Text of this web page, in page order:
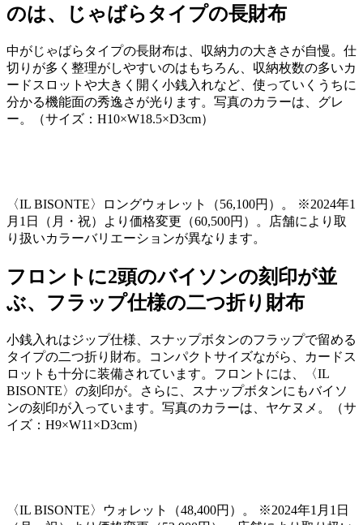
のは、じゃばらタイプの長財布
中がじゃばらタイプの長財布は、収納力の大きさが自慢。仕
切りが多く整理がしやすいのはもちろん、収納枚数の多いカ
ードスロットや大きく開く小銭入れなど、使っていくうちに
分かる機能面の秀逸さが光ります。写真のカラーは、グレ
ー。（サイズ： H10×W18.5×D3cm）
〈IL BISONTE〉ロングウォレット（56,100円）。 ※2024年1
月 1 日（月・祝）より価格変更（60,500円）。店舗により取
り扱いカラーバリエーションが異なります。
フロントに2頭のバイソンの刻印が並
ぶ、フラップ仕様の二つ折り財布
小銭入れはジップ仕様、スナップボタンのフラップで留める
タイプの二つ折り財布。コンパクトサイズながら、カードス
ロットも十分に装備されています。フロントには、〈IL
BISONTE〉の刻印が。さらに、スナップボタンにもバイソ
ンの刻印が入っています。写真のカラーは、ヤケヌメ。（サ
イズ： H9×W11 ×D3cm）
〈IL BISONTE〉ウォレット（48,400円）。 ※2024年1 月 1 日